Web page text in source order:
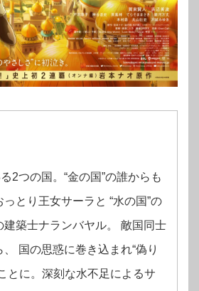
2つの国。“金の国”の誰からも
とり王女サーラと “水の国”の
建築士ナランバヤル。 敵国同士
国の思惑に巻き込まれ“偽り
とに。深刻な水不足によるサ